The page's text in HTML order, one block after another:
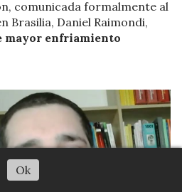
comunicada formalmente al
Brasilia, Daniel Raimondi,
mayor enfriamiento
Ok